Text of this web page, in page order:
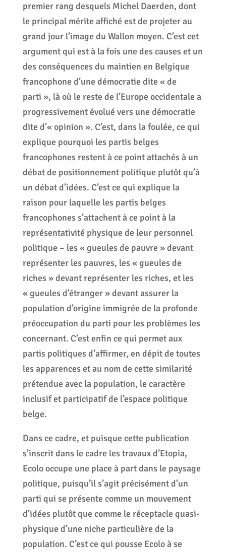
premier rang desquels Michel Daerden, dont
le principal mérite affiché est de projeter au
grand jour l’image du Wallon moyen. C’est cet
argument qui est à la fois une des causes et un
des conséquences du maintien en Belgique
francophone d’une démocratie dite « de
parti », là où le reste de l’Europe occidentale a
progressivement évolué vers une démocratie
dite d’« opinion ». C’est, dans la foulée, ce qui
explique pourquoi les partis belges
francophones restent à ce point attachés à un
débat de positionnement politique plutôt qu’à
un débat d’idées. C’est ce qui explique la
raison pour laquelle les partis belges
francophones s’attachent à ce point à la
représentativité physique de leur personnel
politique – les « gueules de pauvre » devant
représenter les pauvres, les « gueules de
riches » devant représenter les riches, et les
« gueules d’étranger » devant assurer la
population d’origine immigrée de la profonde
préoccupation du parti pour les problèmes les
concernant. C’est enfin ce qui permet aux
partis politiques d’affirmer, en dépit de toutes
les apparences et au nom de cette similarité
prétendue avec la population, le caractère
inclusif et participatif de l’espace politique
belge.
Dans ce cadre, et puisque cette publication
s’inscrit dans le cadre les travaux d’Etopia,
Ecolo occupe une place à part dans le paysage
politique, puisqu’il s’agit précisément d’un
parti qui se présente comme un mouvement
d’idées plutôt que comme le réceptacle quasi-
physique d’une niche particulière de la
population. C’est ce qui pousse Ecolo à se